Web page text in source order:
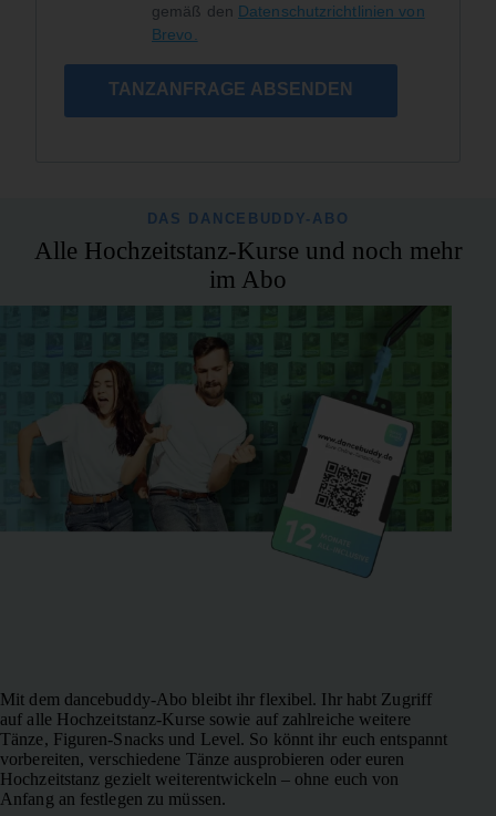
gemäß den Datenschutzrichtlinien von
Brevo.
TANZANFRAGE ABSENDEN
DAS DANCEBUDDY-ABO
Alle Hochzeitstanz-Kurse und noch mehr
im Abo
Mit dem dancebuddy-Abo bleibt ihr flexibel. Ihr habt Zugriff
auf alle Hochzeitstanz-Kurse sowie auf zahlreiche weitere
Tänze, Figuren-Snacks und Level. So könnt ihr euch entspannt
vorbereiten, verschiedene Tänze ausprobieren oder euren
Hochzeitstanz gezielt weiterentwickeln – ohne euch von
Anfang an festlegen zu müssen.